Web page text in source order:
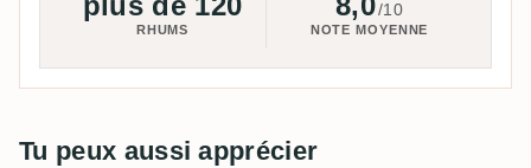
RHUMS
/10
NOTE MOYENNE
Tu peux aussi apprécier